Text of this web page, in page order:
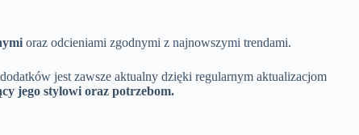
oraz odcieniami zgodnymi z najnowszymi trendami.
jest zawsze aktualny dzięki regularnym aktualizacjom
jego stylowi oraz potrzebom.